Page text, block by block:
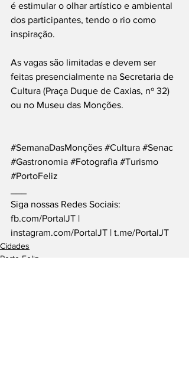
é estimular o olhar artístico e ambiental
dos participantes, tendo o rio como
inspiração.
As vagas são limitadas e devem ser
feitas presencialmente na Secretaria de
Cultura (Praça Duque de Caxias, nº 32)
ou no Museu das Monções.
#SemanaDasMonções #Cultura #Senac
#Gastronomia #Fotografia #Turismo
#PortoFeliz
Siga nossas Redes Sociais:
fb.com/PortalJT |
instagram.com/PortalJT | t.me/PortalJT
Cidades
Porto Feliz